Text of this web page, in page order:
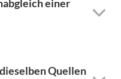
einer
Quellen